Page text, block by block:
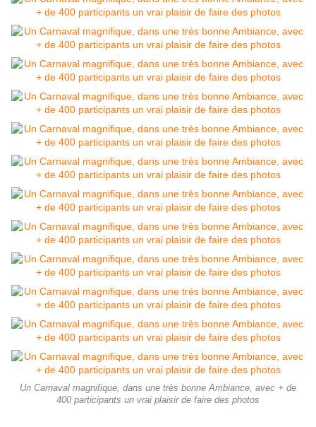
Un Carnaval magnifique, dans une très bonne Ambiance, avec + de
400 participants un vrai plaisir de faire des photos